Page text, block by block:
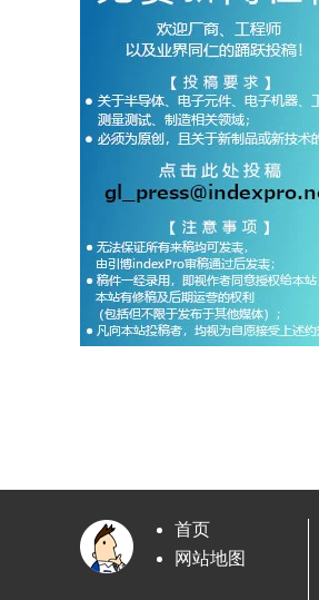
首页
网站地图